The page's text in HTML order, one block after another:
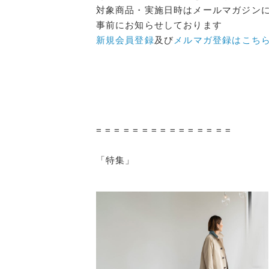
対象商品・実施日時はメールマガジン
事前にお知らせしております
新規会員登録及び メルマガ登録はこち
= = = = = = = = = = = = = = =
「特集」